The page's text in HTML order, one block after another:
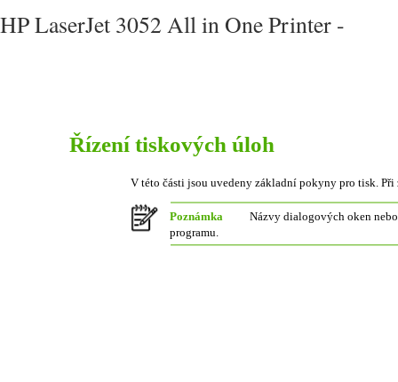
HP LaserJet 3052 All in One Printer -
Řízení tiskových úloh
V této části jsou uvedeny základní pokyny pro tisk.
Poznámka
Názvy dialogových oken
programu.